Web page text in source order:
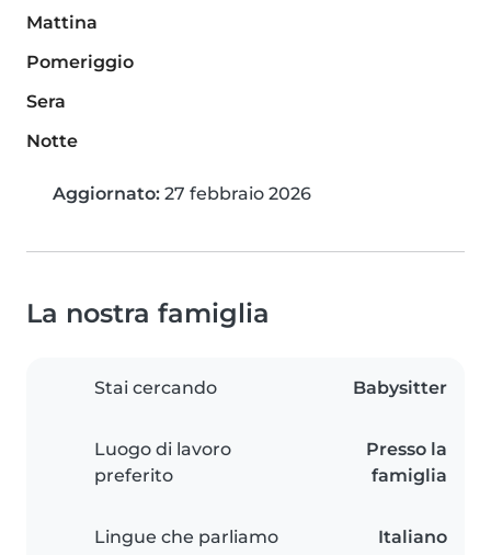
Mattina
Pomeriggio
Sera
Notte
Aggiornato: 27 febbraio 2026
La nostra famiglia
Stai cercando Babysitter
Luogo di lavoro
preferito
Presso la
famiglia
Lingue che parliamo Italiano